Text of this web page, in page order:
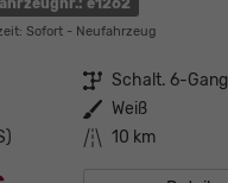
e1262
Sofort Neufahrzeug
Getriebe Schalt. 6-Gang
Außenfarbe Weiß
Kilometerstand 10 km